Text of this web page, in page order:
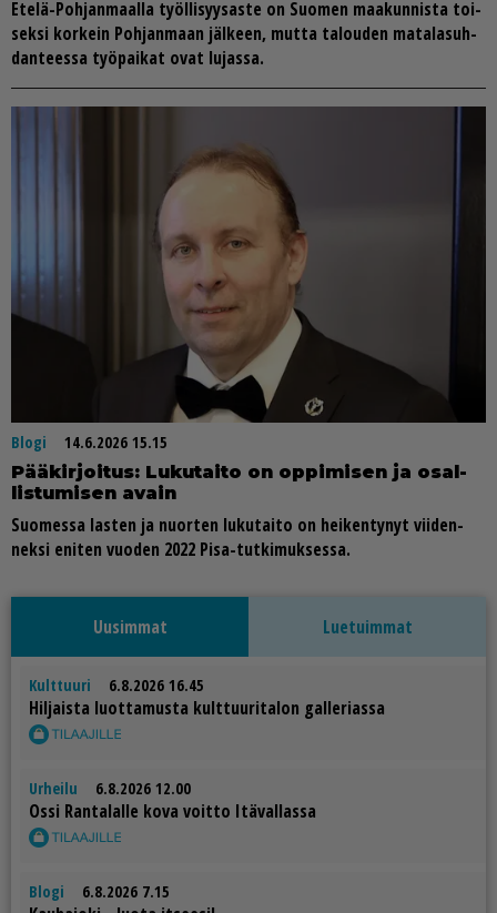
Ete­lä-Poh­jan­maal­la työl­li­syy­sas­te on Suo­men maa­kun­nis­ta toi­
sek­si kor­kein Poh­jan­maan jäl­keen, mut­ta ta­lou­den ma­ta­la­suh­
dan­tees­sa työ­pai­kat ovat lu­jas­sa.
Blogi
14.6.2026 15.15
Pää­kir­joi­tus: Lu­ku­tai­to on op­pi­mi­sen ja osal­
lis­tu­mi­sen avain
Suo­mes­sa las­ten ja nuor­ten lu­ku­tai­to on hei­ken­ty­nyt vii­den­
nek­si eni­ten vuo­den 2022 Pisa-tut­ki­muk­ses­sa.
Uusimmat Luetuimmat
Kulttuuri 6.8.2026 16.45
Hil­jais­ta luot­ta­mus­ta kult­tuu­ri­ta­lon gal­le­ri­as­sa
Urheilu 6.8.2026 12.00
Os­si Ran­ta­lal­le kova voit­to Itä­val­las­sa
Blogi 6.8.2026 7.15